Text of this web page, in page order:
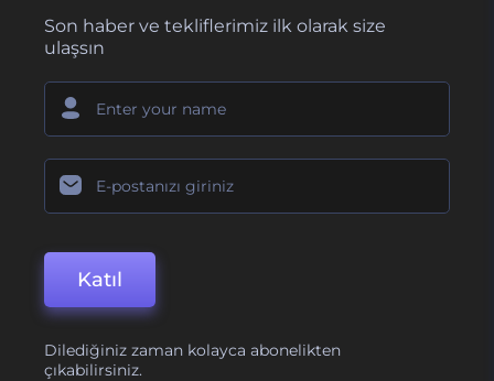
Son haber ve tekliflerimiz ilk olarak size
ulaşsın
Katıl
Dilediğiniz zaman kolayca abonelikten
çıkabilirsiniz.